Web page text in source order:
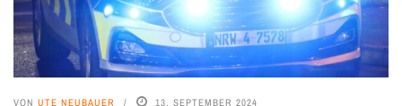
VON UTE NEUBAUER 13. SEPTEMBER 2024